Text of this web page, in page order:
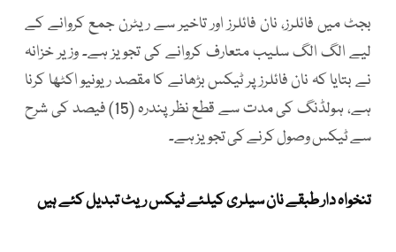
بجٹ میں فائلرز، نان فائلرز اور تاخیر سے ریٹرن جمع کروانے کے
لیے الگ الگ سلیب متعارف کروانے کی تجویز ہے۔ وزیر خزانہ
نے بتایا کہ نان فائلرز پر ٹیکس بڑھانے کا مقصد ریونیو اکٹھا کرنا
ہے، ہولڈنگ کی مدت سے قطع نظر پندرہ (15) فیصد کی شرح
سے ٹیکس وصول کرنے کی تجویز ہے۔
تنخواہ دار طبقے نان سیلری کیلئے ٹیکس ریٹ تبدیل کئے ہیں